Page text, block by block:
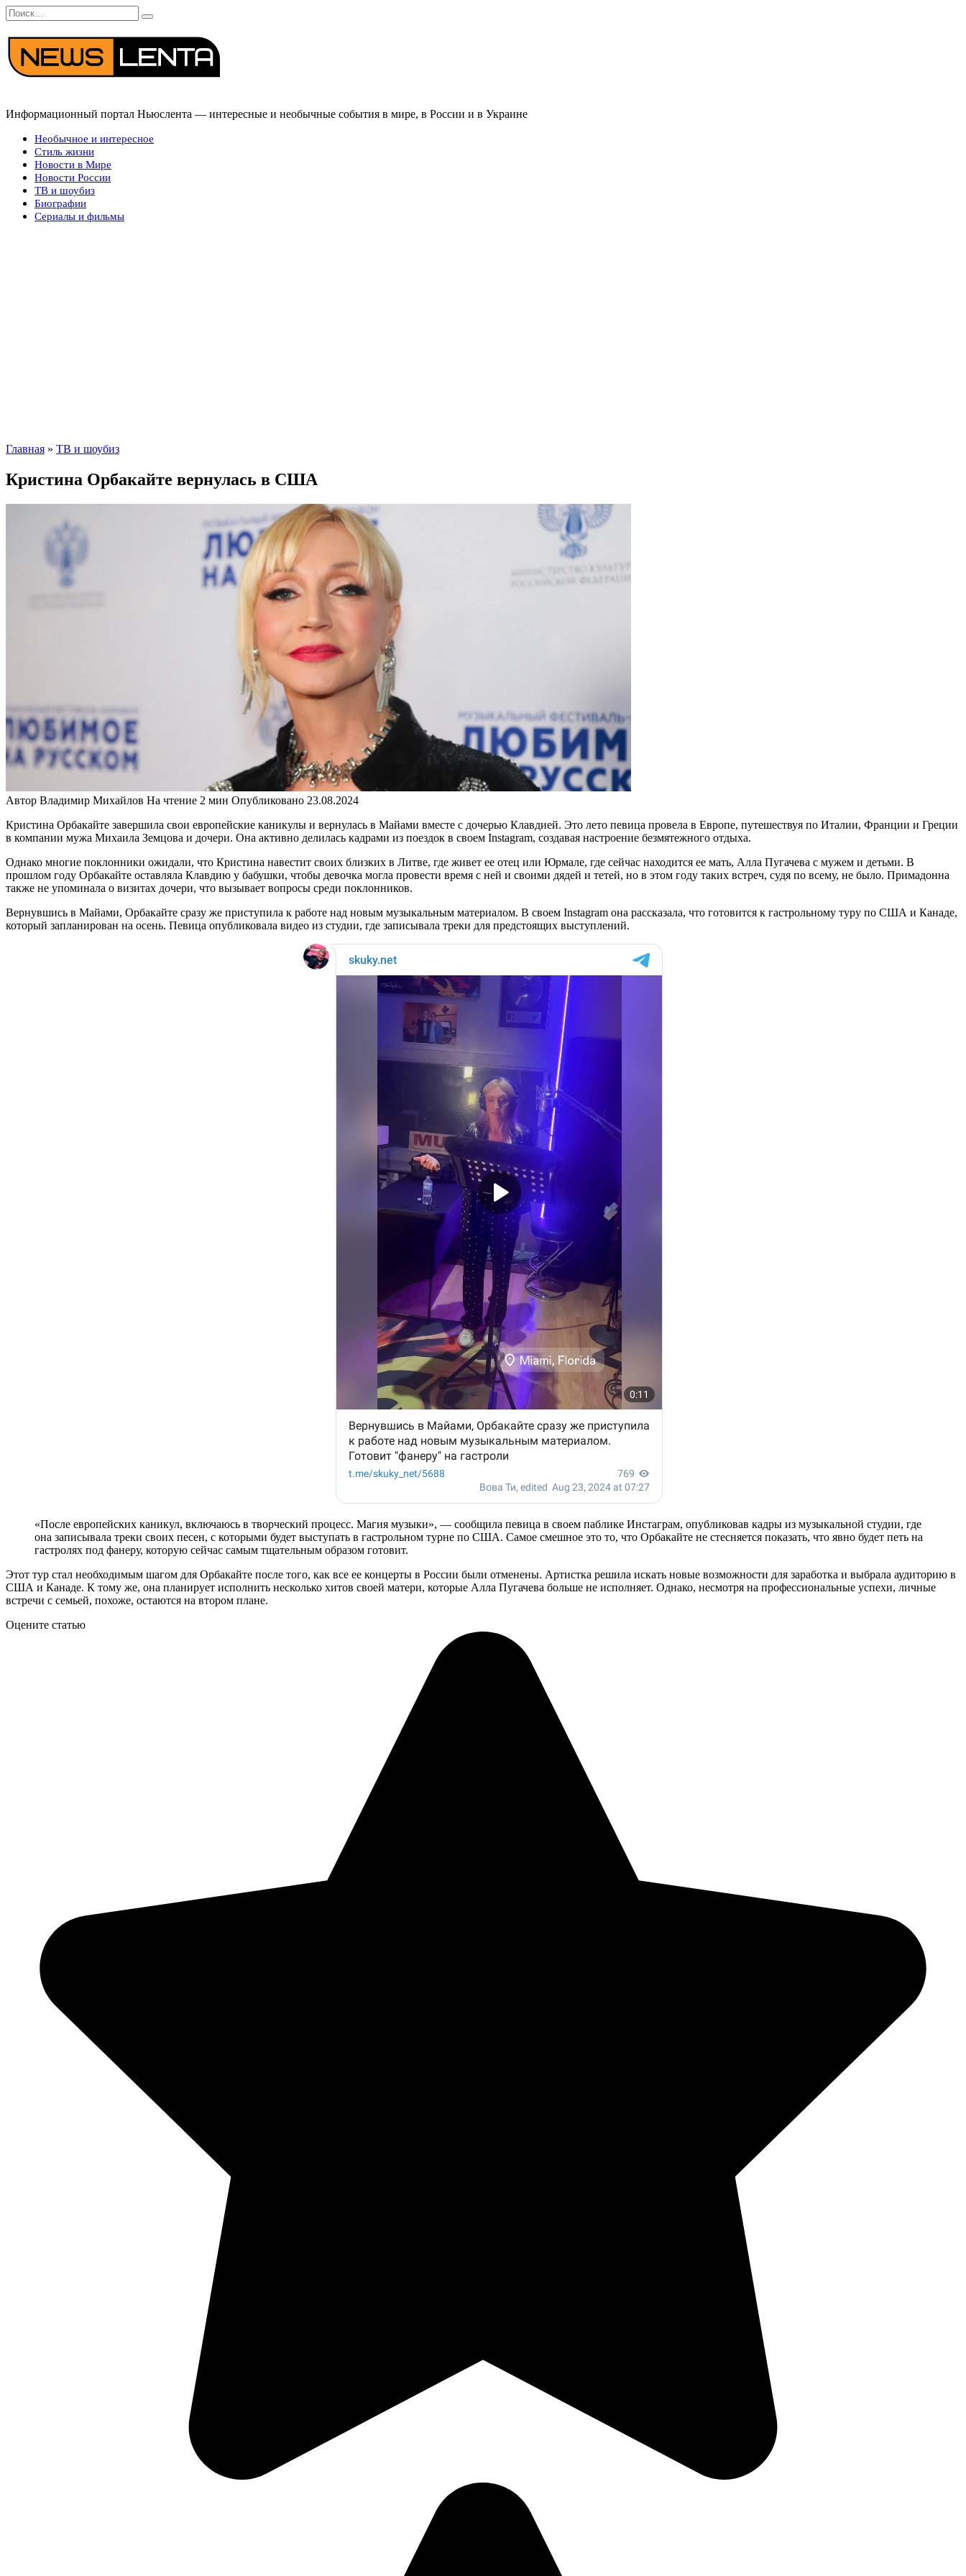
Перейти
к
содержанию
Search
for:
Информационный портал Ньюслента — интересные и необычные события в мире, в России и в Украине
Необычное и интересное
Стиль жизни
Новости в Мире
Новости России
ТВ и шоубиз
Биографии
Сериалы и фильмы
Главная » ТВ и шоубиз
Кристина Орбакайте вернулась в США
Автор Владимир Михайлов На чтение 2 мин Опубликовано 23.08.2024
Кристина Орбакайте завершила свои европейские каникулы и вернулась в Майами вместе с дочерью Клавдией. Это лето певица провела в Европе, путешествуя по Италии, Франции и Греции
в компании мужа Михаила Земцова и дочери. Она активно делилась кадрами из поездок в своем Instagram, создавая настроение безмятежного отдыха.
Однако многие поклонники ожидали, что Кристина навестит своих близких в Литве, где живет ее отец или Юрмале, где сейчас находится ее мать, Алла Пугачева с мужем и детьми. В
прошлом году Орбакайте оставляла Клавдию у бабушки, чтобы девочка могла провести время с ней и своими дядей и тетей, но в этом году таких встреч, судя по всему, не было. Примадонна
также не упоминала о визитах дочери, что вызывает вопросы среди поклонников.
Вернувшись в Майами, Орбакайте сразу же приступила к работе над новым музыкальным материалом. В своем Instagram она рассказала, что готовится к гастрольному туру по США и Канаде,
который запланирован на осень. Певица опубликовала видео из студии, где записывала треки для предстоящих выступлений.
«После европейских каникул, включаюсь в творческий процесс. Магия музыки», — сообщила певица в своем паблике Инстаграм, опубликовав кадры из музыкальной студии, где
она записывала треки своих песен, с которыми будет выступать в гастрольном турне по США. Самое смешное это то, что Орбакайте не стесняется показать, что явно будет петь на
гастролях под фанеру, которую сейчас самым тщательным образом готовит.
Этот тур стал необходимым шагом для Орбакайте после того, как все ее концерты в России были отменены. Артистка решила искать новые возможности для заработка и выбрала аудиторию в
США и Канаде. К тому же, она планирует исполнить несколько хитов своей матери, которые Алла Пугачева больше не исполняет. Однако, несмотря на профессиональные успехи, личные
встречи с семьей, похоже, остаются на втором плане.
Оцените статью